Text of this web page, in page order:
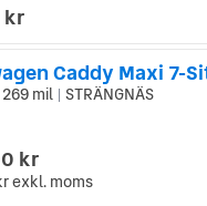
kr
269 mil STRÄNGNÄS
kr
exkl. moms